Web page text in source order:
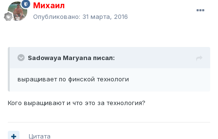
Михаил
Опубликовано: 31 марта, 2016
Sadowaya Maryana писал:
выращивает по финской технологи
Кого выращивают и что это за технология?
Цитата